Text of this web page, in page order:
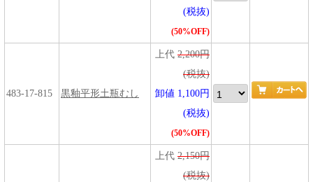
(税抜)
(50%OFF)
483-17-815 黒釉平形土瓶むし
上代 2,200円
(税抜)
卸値 1,100円
(税抜)
(50%OFF)
上代 2,150円
(税抜)